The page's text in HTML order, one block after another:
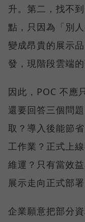
升。第二，找不
點，只因為「別
變成昂貴的展示
發，現階段雲端
因此，POC 不應
還要回答三個問
取？導入後能節
工作業？正式上
維運？只有當效
展示走向正式部署
企業願意把部分